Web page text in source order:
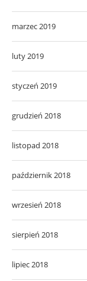
marzec 2019
luty 2019
styczeń 2019
grudzień 2018
listopad 2018
październik 2018
wrzesień 2018
sierpień 2018
lipiec 2018